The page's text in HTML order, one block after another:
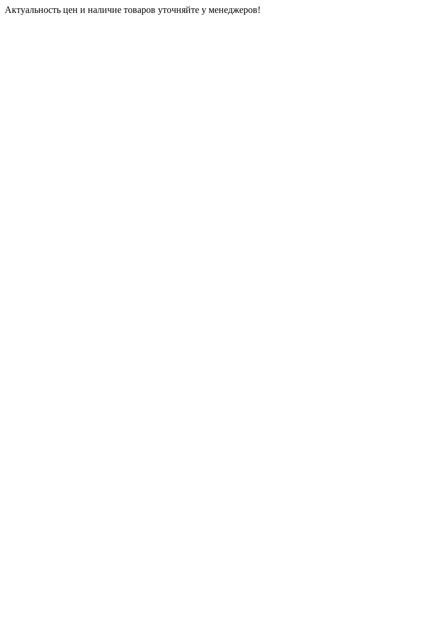
Актуальность цен и наличие товаров уточняйте у менеджеров!